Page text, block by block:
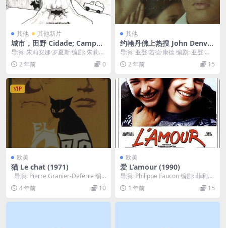
其他 其他新片
城市，田野 Cidade; Campo
(2024)
导演: 朱莉安娜·罗夏斯 编剧: 朱莉安
娜·罗夏斯 主演: Fernanda V...
2 年前 0
其他
约翰丹佛上热搜 John Denver
Trending (2019)
导演: 亚登·若德·康德 编剧: 亚登·若
德·康德 主演: Jansen Mag...
2 年前 15
VIP
欧美
猫 Le chat (1971)
导演: Pierre Granier-Deferre 编
剧: 皮埃...
4 年前 10
欧美
爱 L’amour (1990)
导演: Philippe Faucon 编剧: 菲利普
·福孔 主演: Laure...
1 年前 15